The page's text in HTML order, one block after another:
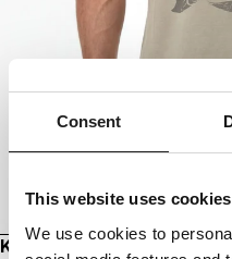
Consent
This website uses cookies
We use cookies to
KOSZULKA